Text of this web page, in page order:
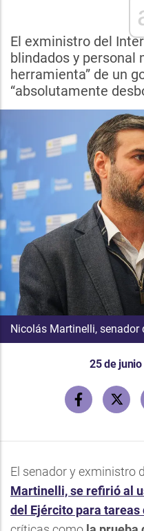
El exministro del
blindados y personal
herramienta” de un
“absolutamente
Nicolás Martinelli, senador
25 de
El senador y exministro
Martinelli, se refirió al
del Ejército para